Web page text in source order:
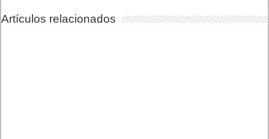
Artículos relacionados